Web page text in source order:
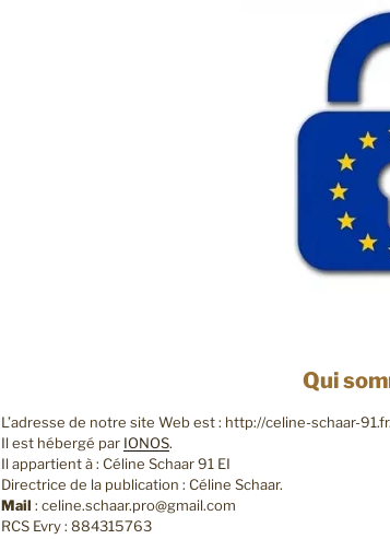
Qui
L’adresse de notre site Web est : http://celine-schaar-91.fr.
Il est hébergé par IONOS.
Il appartient à : Céline Schaar 91 EI
Directrice de la publication : Céline Schaar.
Mail : celine.schaar.pro@gmail.com
RCS Evry : 884315763